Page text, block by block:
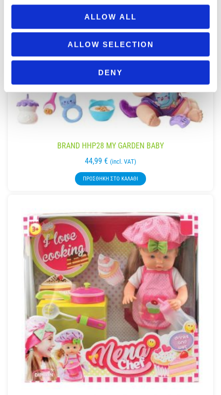
ALLOW ALL
ALLOW SELECTION
DENY
BRAND HHP28 MY GARDEN BABY
44,99 € (incl. VAT)
ΠΡΟΣΘΉΚΗ ΣΤΟ ΚΑΛΆΘΙ